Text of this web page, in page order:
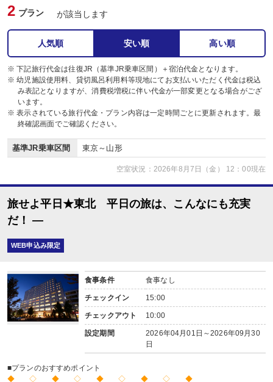
2 プラン が該当します
人気順 安い順 高い順
※ 下記旅行代金は往復JR（基準JR乗車区間）＋宿泊代金となります。
※ 幼児施設使用料、貸切風呂利用料等現地にてお支払いいただく代金は税込
み表記となりますが、消費税増税に伴い代金が一部変更となる場合がござ
います。
※ 表示されている旅行代金・プラン内容は一定時間ごとに更新されます。最
終確認画面でご確認ください。
基準JR乗車区間 東京～山形
空室状況：2026年8月7日（金） 12：00現在
旅せよ平日★東北 平日の旅は、こんなにも充実
だ！ ―
WEB申込み限定
食事条件 食事なし
チェックイン 15:00
チェックアウト 10:00
設定期間
2026年04月01日～2026年09月30
日
■プランのおすすめポイント
◆ ◇ ◆ ◇ ◆ ◇ ◆ ◇ ◆